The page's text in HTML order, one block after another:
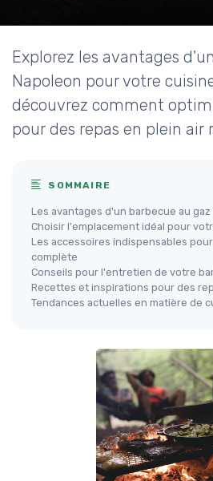
Explorez les avantages
Napoleon pour votre
découvrez comment
pour des repas en plein air
SOMMAIRE
Les avantages d'un barbecue au gaz
Choisir l'emplacement idéal pour
Les accessoires indispensables
complète
Conseils pour l'entretien de votre
Recettes et inspirations pour des
Tendances actuelles en matière de